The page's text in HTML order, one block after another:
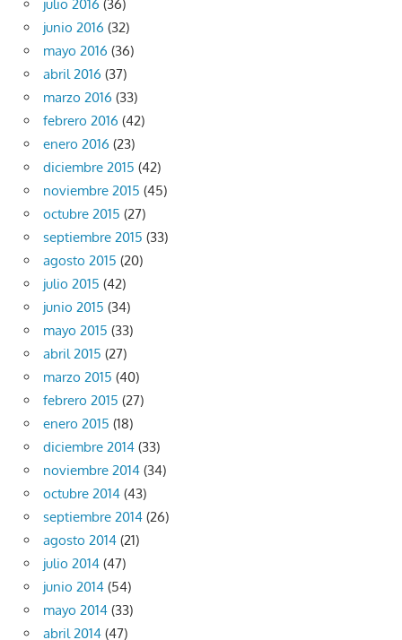
julio 2016 (36)
junio 2016 (32)
mayo 2016 (36)
abril 2016 (37)
marzo 2016 (33)
febrero 2016 (42)
enero 2016 (23)
diciembre 2015 (42)
noviembre 2015 (45)
octubre 2015 (27)
septiembre 2015 (33)
agosto 2015 (20)
julio 2015 (42)
junio 2015 (34)
mayo 2015 (33)
abril 2015 (27)
marzo 2015 (40)
febrero 2015 (27)
enero 2015 (18)
diciembre 2014 (33)
noviembre 2014 (34)
octubre 2014 (43)
septiembre 2014 (26)
agosto 2014 (21)
julio 2014 (47)
junio 2014 (54)
mayo 2014 (33)
abril 2014 (47)